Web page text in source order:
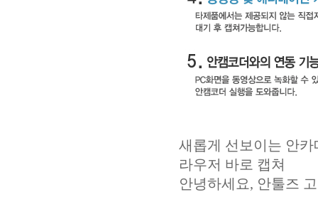
새롭게 선보이는 안
라우저 바로 캡쳐
안녕하세요, 안툴즈